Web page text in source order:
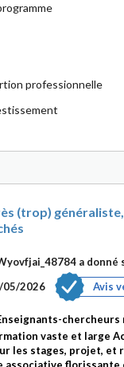
professionnelle
(trop)
a donné
05/2026
Avis
chercheurs
vaste et large
les stages, projet, et